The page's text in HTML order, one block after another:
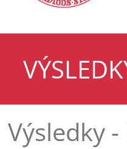
Výsledky -